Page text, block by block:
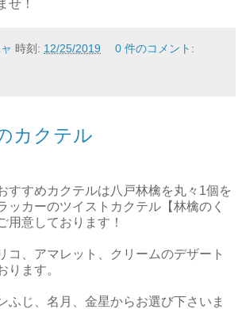
せ！
時刻: 12/25/2019 0 件のコメント:
カクテル
すすめカクテルは八戸林檎を丸々1個を
ッカーのツイストカクテル【林檎のく
用意しております！
コ、アマレット、クリームのデザート
ります。
ふじ、名月、金星からお選び下さいま